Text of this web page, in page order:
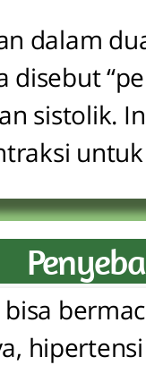
dalam
sistolik.